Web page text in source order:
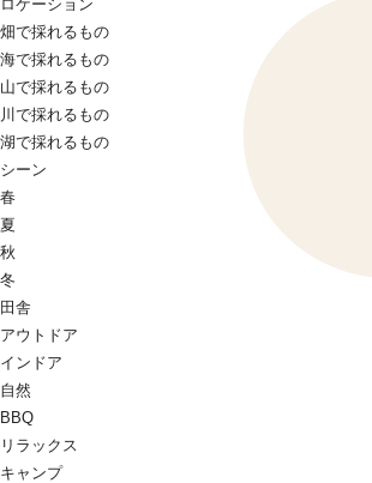
ロケーション
畑で採れるもの
海で採れるもの
山で採れるもの
川で採れるもの
湖で採れるもの
シーン
春
夏
秋
冬
田舎
アウトドア
インドア
自然
BBQ
リラックス
キャンプ